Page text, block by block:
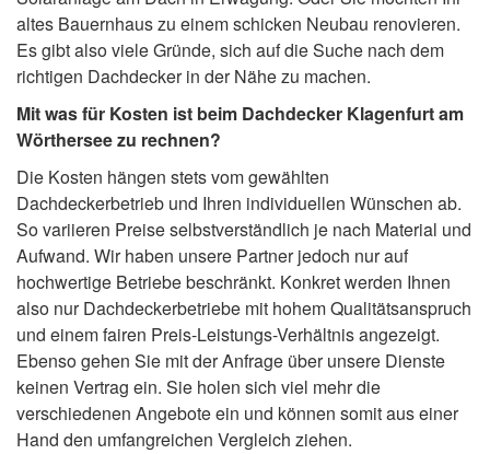
altes Bauernhaus zu einem schicken Neubau renovieren.
Es gibt also viele Gründe, sich auf die Suche nach dem
richtigen Dachdecker in der Nähe zu machen.
Mit was für Kosten ist beim Dachdecker Klagenfurt am
Wörthersee zu rechnen?
Die Kosten hängen stets vom gewählten
Dachdeckerbetrieb und Ihren individuellen Wünschen ab.
So variieren Preise selbstverständlich je nach Material und
Aufwand. Wir haben unsere Partner jedoch nur auf
hochwertige Betriebe beschränkt. Konkret werden Ihnen
also nur Dachdeckerbetriebe mit hohem Qualitätsanspruch
und einem fairen Preis-Leistungs-Verhältnis angezeigt.
Ebenso gehen Sie mit der Anfrage über unsere Dienste
keinen Vertrag ein. Sie holen sich viel mehr die
verschiedenen Angebote ein und können somit aus einer
Hand den umfangreichen Vergleich ziehen.